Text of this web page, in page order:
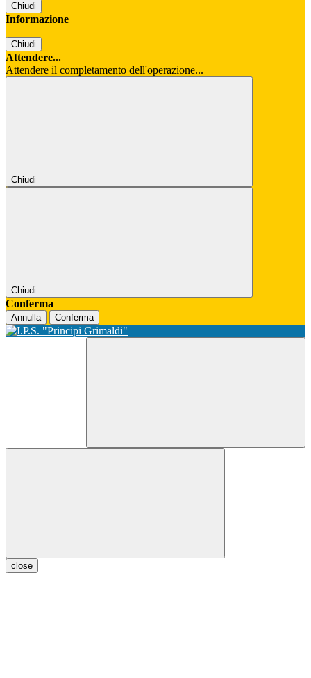
Chiudi
Informazione
Chiudi
Attendere...
Attendere il completamento dell'operazione...
Chiudi
Chiudi
Conferma
Annulla Conferma
close